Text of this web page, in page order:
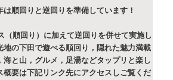
順回りと逆回りを準備しています！
（順回り）に加えて逆回りを併せて実施し
地の下田で遊べる順回り，隠れた魅力満載
海と山，グルメ，足湯などタップリと楽し
概要は下記リンク先にアクセスしご覧くだ